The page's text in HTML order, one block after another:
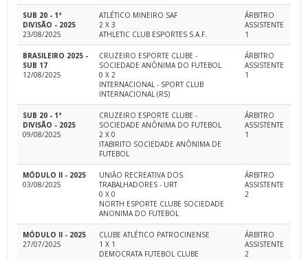
SUB 20 - 1ª
DIVISÃO - 2025
23/08/2025
ATLÉTICO MINEIRO SAF
2 X 3
ATHLETIC CLUB ESPORTES S.A.F.
ÁRBITRO
ASSISTENTE
1
BRASILEIRO 2025 -
SUB 17
12/08/2025
CRUZEIRO ESPORTE CLUBE -
SOCIEDADE ANÔNIMA DO FUTEBOL
0 X 2
INTERNACIONAL - SPORT CLUB
INTERNACIONAL (RS)
ÁRBITRO
ASSISTENTE
1
SUB 20 - 1ª
DIVISÃO - 2025
09/08/2025
CRUZEIRO ESPORTE CLUBE -
SOCIEDADE ANÔNIMA DO FUTEBOL
2 X 0
ITABIRITO SOCIEDADE ANÔNIMA DE
FUTEBOL
ÁRBITRO
ASSISTENTE
1
MÓDULO II - 2025
03/08/2025
UNIÃO RECREATIVA DOS
TRABALHADORES - URT
0 X 0
NORTH ESPORTE CLUBE SOCIEDADE
ANONIMA DO FUTEBOL
ÁRBITRO
ASSISTENTE
2
MÓDULO II - 2025
27/07/2025
CLUBE ATLÉTICO PATROCINENSE
1 X 1
DEMOCRATA FUTEBOL CLUBE
ÁRBITRO
ASSISTENTE
2